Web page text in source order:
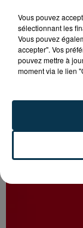
FOREZTIVAL
PROPOS
Vous pouvez
sélectionnant les
Vous pouvez
accepter". Vos
pouvez mettre à
moment via le lien